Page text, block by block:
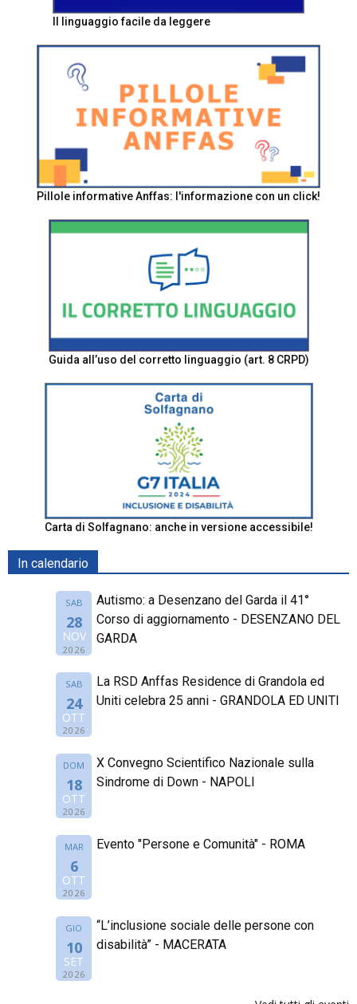
Il linguaggio facile da leggere
Pillole informative Anffas: l'informazione con un click!
Guida all’uso del corretto linguaggio (art. 8 CRPD)
Carta di Solfagnano: anche in versione accessibile!
In calendario
SAB
28
NOV
2026
Autismo: a Desenzano del Garda il 41°
Corso di aggiornamento - DESENZANO DEL
GARDA
SAB
24
OTT
2026
La RSD Anffas Residence di Grandola ed
Uniti celebra 25 anni - GRANDOLA ED UNITI
DOM
18
OTT
2026
X Convegno Scientifico Nazionale sulla
Sindrome di Down - NAPOLI
MAR
6
OTT
2026
Evento "Persone e Comunità" - ROMA
GIO
10
SET
2026
“L’inclusione sociale delle persone con
disabilità” - MACERATA